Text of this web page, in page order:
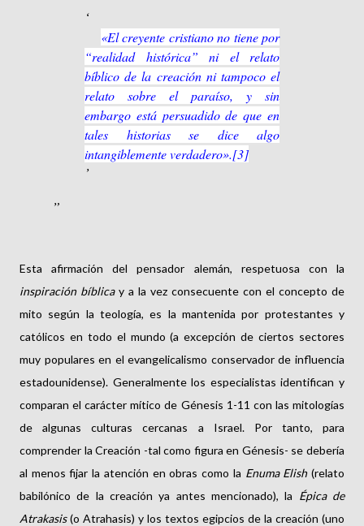
«El creyente cristiano no tiene por
“realidad histórica” ni el relato
bíblico de la creación ni tampoco el
relato sobre el paraíso, y sin
embargo está persuadido de que en
tales historias se dice algo
intangiblemente verdadero».[3]
Esta afirmación del pensador alemán, respetuosa con la
inspiración bíblicay a la vez consecuente con el concepto de
mito según la teología, es la mantenida por protestantes y
católicos en todo el mundo (a excepción de ciertos sectores
muy populares en el evangelicalismo conservador de influencia
estadounidense). Generalmente los especialistas identifican y
comparan el carácter mítico de Génesis 1-11 con las mitologías
de algunas culturas cercanas a Israel. Por tanto, para
comprender la Creación -tal como figura en Génesis- se debería
al menos fijar la atención en obras como la Enuma Elish(relato
babilónico de la creación ya antes mencionado), la Épica de
Atrakasis(o Atrahasis) y los textos egipcios de la creación (uno